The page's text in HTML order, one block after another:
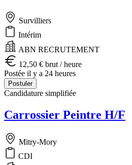
Survilliers
Intérim
ABN RECRUTEMENT
12,50 € brut / heure
Postée il y a 24 heures
Postuler
Candidature simplifiée
Carrossier Peintre H/F
Mitry-Mory
CDI